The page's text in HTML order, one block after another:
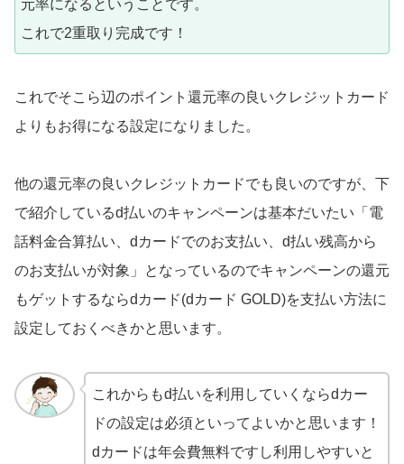
元率になるということです。
これで2重取り完成です！
これでそこら辺のポイント還元率の良いクレジットカード
よりもお得になる設定になりました。
他の還元率の良いクレジットカードでも良いのですが、下
で紹介しているd払いのキャンペーンは基本だいたい「電
話料金合算払い、dカードでのお支払い、d払い残高から
のお支払いが対象」となっているのでキャンペーンの還元
もゲットするならdカード(dカード GOLD)を支払い方法に
設定しておくべきかと思います。
これからもd払いを利用していくならdカー
ドの設定は必須といってよいかと思います！
dカードは年会費無料ですし利用しやすいと